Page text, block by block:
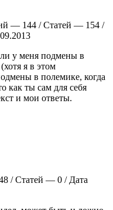
— 144 / Статей — 154 /
у меня подмены в
я в этом
в полемике, когда
как ты сам для себя
и мои ответы.
/ Статей — 0 / Дата